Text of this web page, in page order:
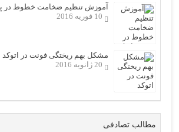
آموزش تنظیم ضخامت خطوط در
10 فوریه 2016
مشکل بهم ریختگی فونت در اتوکد
20 ژانویه 2016
مطالب تصادفی